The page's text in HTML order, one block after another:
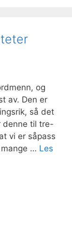
og
av. Den er
så det
denne til tre-
vi er såpass
… Les